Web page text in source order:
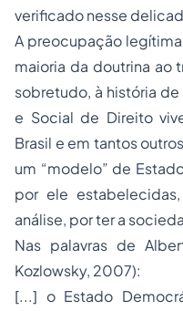
verificado nesse
A preocupação
maioria da doutrina ao
sobretudo, à história
e Social de Direito
Brasil e em tantos
um “modelo” de
por ele
análise, por ter a
Nas palavras de
Kozlowsky, 2007):
[...] o Estado